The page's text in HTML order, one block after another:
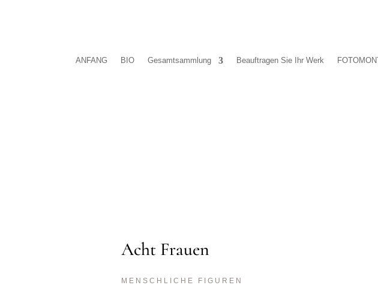
ANFANG BIO Gesamtsammlung Beauftragen Sie Ihr Werk
Acht Frauen
MENSCHLICHE FIGUREN